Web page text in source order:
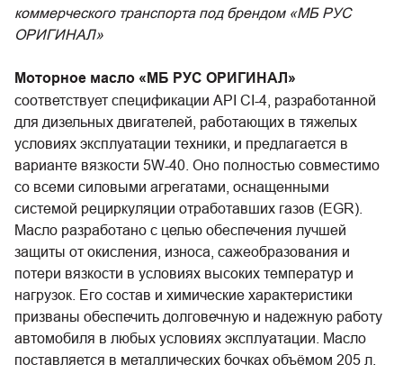
коммерческого транспорта под брендом «МБ РУС
ОРИГИНАЛ»
Моторное масло «МБ РУС ОРИГИНАЛ»
соответствует спецификации API CI-4, разработанной
для дизельных двигателей, работающих в тяжелых
условиях эксплуатации техники, и предлагается в
варианте вязкости 5W-40. Оно полностью совместимо
со всеми силовыми агрегатами, оснащенными
системой рециркуляции отработавших газов (EGR).
Масло разработано с целью обеспечения лучшей
защиты от окисления, износа, сажеобразования и
потери вязкости в условиях высоких температур и
нагрузок. Его состав и химические характеристики
призваны обеспечить долговечную и надежную работу
автомобиля в любых условиях эксплуатации. Масло
поставляется в металлических бочках объёмом 205 л.